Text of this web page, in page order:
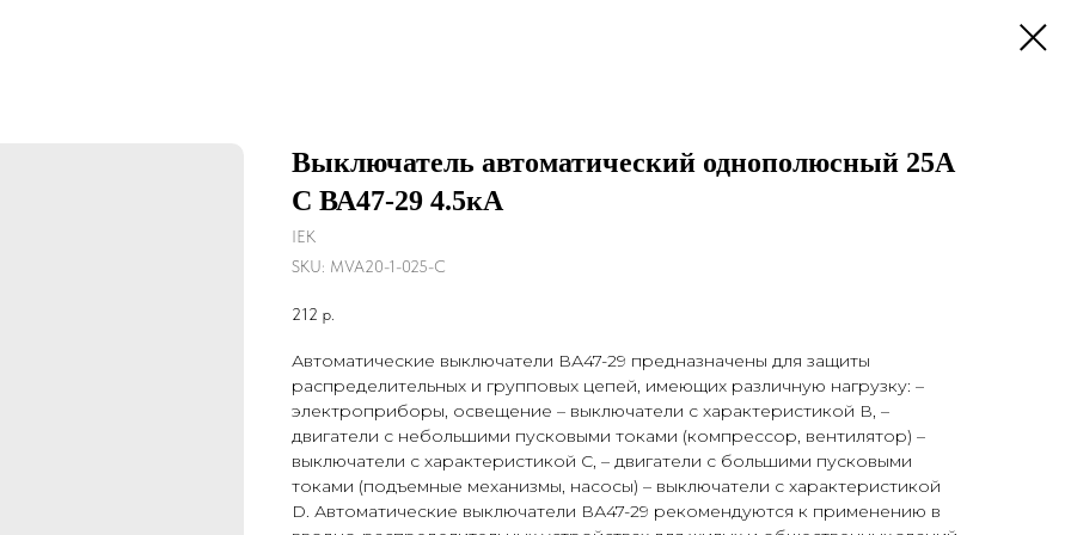
Выключатель автоматический однополюсный 25А
С ВА47-29 4.5кА
IEK
SKU: MVA20-1-025-C
212 р.
Автоматические выключатели ВА47-29 предназначены для защиты
распределительных и групповых цепей, имеющих различную нагрузку: –
электроприборы, освещение – выключатели с характеристикой В, –
двигатели с небольшими пусковыми токами (компрессор, вентилятор) –
выключатели с характеристикой C, – двигатели с большими пусковыми
токами (подъемные механизмы, насосы) – выключатели с характеристикой
D. Автоматические выключатели ВА47-29 рекомендуются к применению в